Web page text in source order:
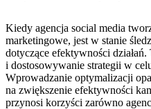
Kiedy agencja social media
marketingowe, jest w stanie
‌dotyczące efektywności
i dostosowywanie⁢ strategii w
Wprowadzanie optymalizacji
na zwiększenie efektywności
przynosi korzyści zarówno